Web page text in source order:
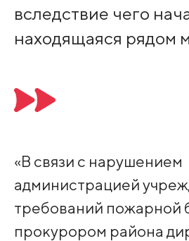
вследствие чего
находящаяся рядом
«В связи с нарушением
администрацией
требований пожарной
прокурором района